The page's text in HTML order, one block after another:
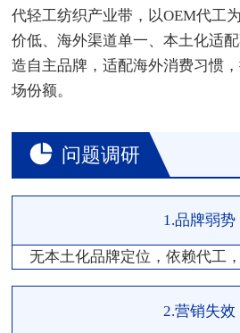
代轻工纺织产业带，以OEM代工
价低、海外渠道单一、本土化适
造自主品牌，适配海外消费习惯
场份额。
问题调研
1.品牌弱势
无本土化品牌定位，依赖代工
2.营销失效